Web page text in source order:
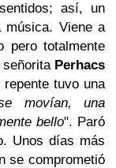
así, un
Viene a
pero totalmente
señorita Perhacs
tuvo una
movían, una
bello". Paró
Unos días más
se comprometió